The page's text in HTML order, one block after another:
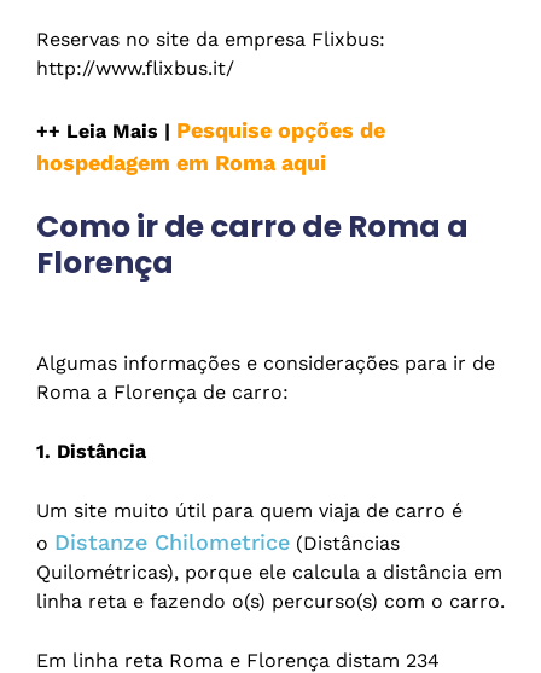
Reservas no site da empresa Flixbus:
http://www.flixbus.it/
++ Leia Mais | Pesquise opções de
hospedagem em Roma aqui
Como ir de carro de Roma a
Florença
Algumas informações e considerações para ir de
Roma a Florença de carro:
1. Distância
Um site muito útil para quem viaja de carro é
o Distanze Chilometrice (Distâncias
Quilométricas), porque ele calcula a distância em
linha reta e fazendo o(s) percurso(s) com o carro.
Em linha reta Roma e Florença distam 234